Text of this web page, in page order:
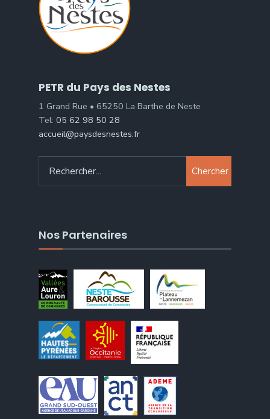
PETR du Pays des Nestes
1 Grand Rue • 65250 La Barthe de Neste
Tel: 05 62 98 50 28
accueil@paysdesnestes.fr
Chercher
Nos Partenaires